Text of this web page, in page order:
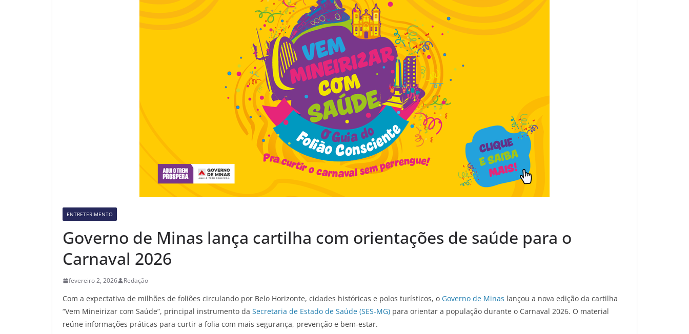
ENTRETERIMENTO
Governo de Minas lança cartilha com orientações de saúde para o
Carnaval 2026
fevereiro 2, 2026 Redação
Com a expectativa de milhões de foliões circulando por Belo Horizonte, cidades históricas e polos turísticos, o Governo de Minas lançou a nova edição da cartilha
“Vem Mineirizar com Saúde”, principal instrumento da Secretaria de Estado de Saúde (SES-MG) para orientar a população durante o Carnaval 2026. O material
reúne informações práticas para curtir a folia com mais segurança, prevenção e bem-estar.